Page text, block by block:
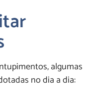
algumas
no dia a dia: